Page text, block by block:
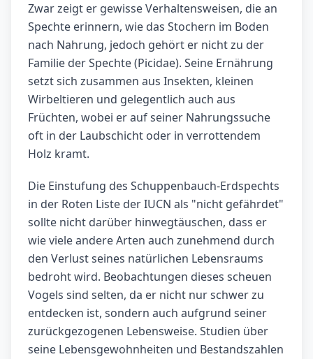
Zwar zeigt er gewisse Verhaltensweisen, die an
Spechte erinnern, wie das Stochern im Boden
nach Nahrung, jedoch gehört er nicht zu der
Familie der Spechte (Picidae). Seine Ernährung
setzt sich zusammen aus Insekten, kleinen
Wirbeltieren und gelegentlich auch aus
Früchten, wobei er auf seiner Nahrungssuche
oft in der Laubschicht oder in verrottendem
Holz kramt.
Die Einstufung des Schuppenbauch-Erdspechts
in der Roten Liste der IUCN als "nicht gefährdet"
sollte nicht darüber hinwegtäuschen, dass er
wie viele andere Arten auch zunehmend durch
den Verlust seines natürlichen Lebensraums
bedroht wird. Beobachtungen dieses scheuen
Vogels sind selten, da er nicht nur schwer zu
entdecken ist, sondern auch aufgrund seiner
zurückgezogenen Lebensweise. Studien über
seine Lebensgewohnheiten und Bestandszahlen